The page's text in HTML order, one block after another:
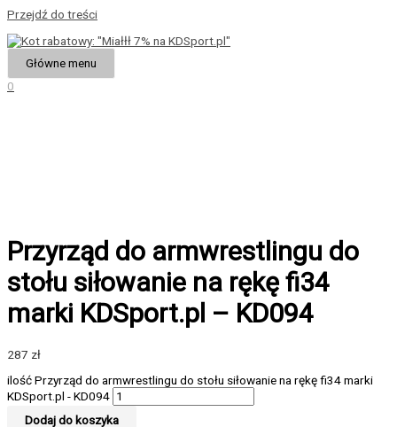
Przejdź do treści
Główne menu
0
Przyrząd do armwrestlingu do
stołu siłowanie na rękę fi34
marki KDSport.pl – KD094
287 zł
ilość Przyrząd do armwrestlingu do stołu siłowanie na rękę fi34 marki
KDSport.pl - KD094
Dodaj do koszyka